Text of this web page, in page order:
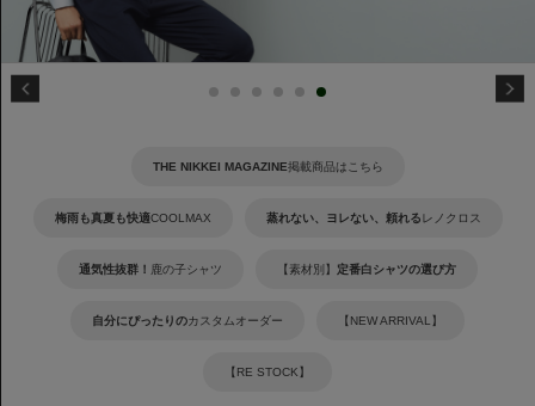
THE NIKKEI MAGAZINE掲載商品はこちら
梅雨も真夏も快適COOLMAX 蒸れない、ヨレない、頼れるレノクロス
通気性抜群！ 鹿の子シャツ 【素材別】 定番白シャツの選び方
自分にぴったりのカスタムオーダー 【NEW ARRIVAL】
【RE STOCK】